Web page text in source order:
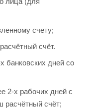
счету;
счёт.
банковских дней со
2-х рабочих дней с
расчётный счёт;